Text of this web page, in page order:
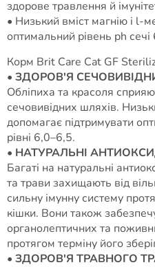
здорове травлення й
• Низький вміст магнію і l-
оптимальний рівень ph
Корм Brit Care Cat GF
• ЗДОРОВ'Я
Обліпиха та красоля
сечовивідних шляхів.
допомагає підтримувати
рівні 6,0–6,5.
• НАТУРАЛЬНІ
Багаті на натуральні
та трави захищають від
сильну імунну систему
кішки. Вони також
органолептичних та
протягом терміну його
• ЗДОРОВ'Я ТРАВНОГО